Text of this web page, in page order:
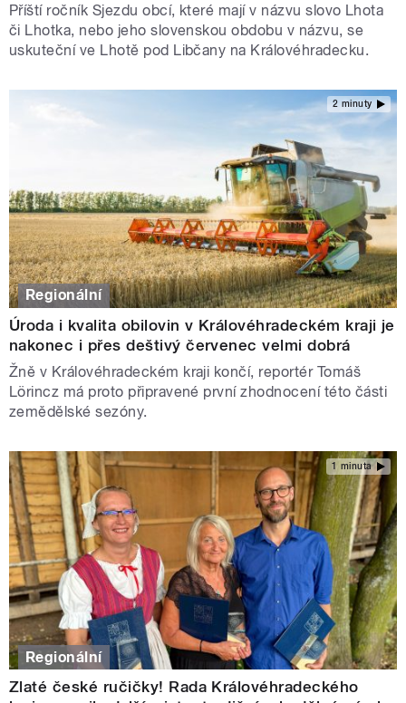
Příští ročník Sjezdu obcí, které mají v názvu slovo Lhota
či Lhotka, nebo jeho slovenskou obdobu v názvu, se
uskuteční ve Lhotě pod Libčany na Královéhradecku.
2 minuty
Regionální
Úroda i kvalita obilovin v Královéhradeckém kraji je
nakonec i přes deštivý červenec velmi dobrá
Žně v Královéhradeckém kraji končí, reportér Tomáš
Lörincz má proto připravené první zhodnocení této části
zemědělské sezóny.
1 minuta
Regionální
Zlaté české ručičky! Rada Královéhradeckého